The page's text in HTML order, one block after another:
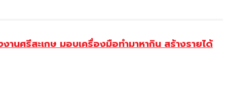
นศรีสะเกษ มอบเครื่องมือทำมาหากิน สร้างรายได้